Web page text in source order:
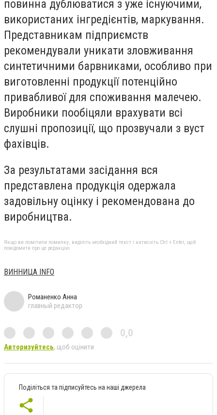
повинна дублюватися з уже існуючими,
використаних інгредієнтів, маркування.
Представникам підприємств
рекомендували уникати зловживання
синтетичними барвниками, особливо при
виготовленні продукції потенційно
привабливої для споживання малечею.
Виробники пообіцяли врахувати всі
слушні пропозиції, що прозвучали з вуст
фахівців.
За результатами засідання вся
представлена продукція одержала
задовільну оцінку і рекомендована до
виробництва.
Якщо ви помітили помилку, виділіть необхідний текст і натисніть Ctrl + Enter, щоб
повідомити про це редакцію
ВИННИЦА INFO
Романенко Анна
главный редактор
0,0
Авторизуйтесь, щоб оцінити
Поділіться та підписуйтесь на наші джерела